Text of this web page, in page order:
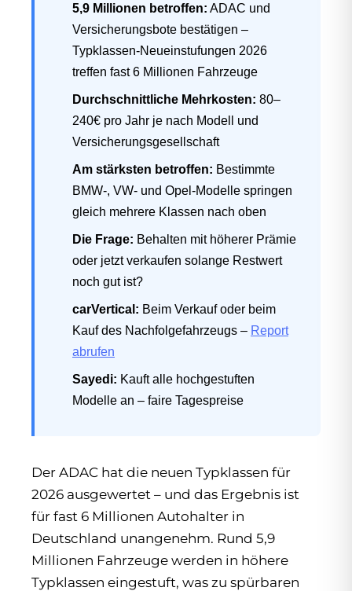
5,9 Millionen betroffen: ADAC und
Versicherungsbote bestätigen –
Typklassen-Neueinstufungen 2026
treffen fast 6 Millionen Fahrzeuge
Durchschnittliche Mehrkosten: 80–
240€ pro Jahr je nach Modell und
Versicherungsgesellschaft
Am stärksten betroffen: Bestimmte
BMW-, VW- und Opel-Modelle springen
gleich mehrere Klassen nach oben
Die Frage: Behalten mit höherer Prämie
oder jetzt verkaufen solange Restwert
noch gut ist?
carVertical: Beim Verkauf oder beim
Kauf des Nachfolgefahrzeugs – Report
abrufen
Sayedi: Kauft alle hochgestuften
Modelle an – faire Tagespreise
Der ADAC hat die neuen Typklassen für
2026 ausgewertet – und das Ergebnis ist
für fast 6 Millionen Autohalter in
Deutschland unangenehm. Rund 5,9
Millionen Fahrzeuge werden in höhere
Typklassen eingestuft, was zu spürbaren